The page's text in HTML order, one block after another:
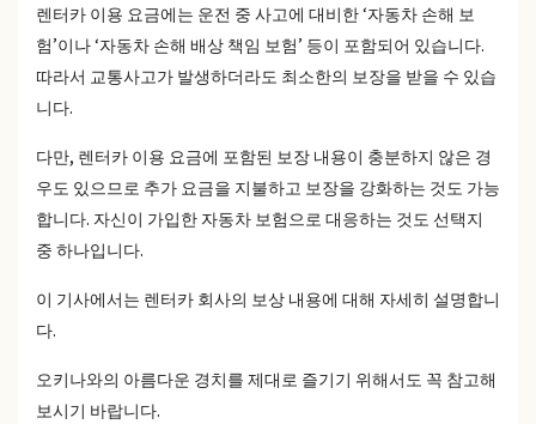
렌터카 이용 요금에는 운전 중 사고에 대비한 ‘자동차 손해 보
험’이나 ‘자동차 손해 배상 책임 보험’ 등이 포함되어 있습니다.
따라서 교통사고가 발생하더라도 최소한의 보장을 받을 수 있습
니다.
다만, 렌터카 이용 요금에 포함된 보장 내용이 충분하지 않은 경
우도 있으므로 추가 요금을 지불하고 보장을 강화하는 것도 가능
합니다. 자신이 가입한 자동차 보험으로 대응하는 것도 선택지
중 하나입니다.
이 기사에서는 렌터카 회사의 보상 내용에 대해 자세히 설명합니
다.
오키나와의 아름다운 경치를 제대로 즐기기 위해서도 꼭 참고해
보시기 바랍니다.